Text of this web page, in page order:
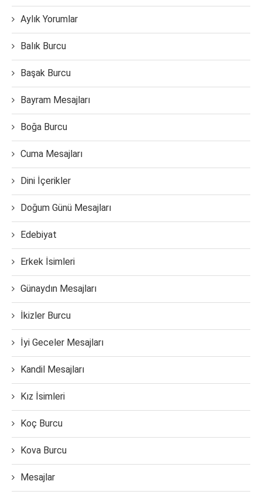
Aylık Yorumlar
Balık Burcu
Başak Burcu
Bayram Mesajları
Boğa Burcu
Cuma Mesajları
Dini İçerikler
Doğum Günü Mesajları
Edebiyat
Erkek İsimleri
Günaydın Mesajları
İkizler Burcu
İyi Geceler Mesajları
Kandil Mesajları
Kız İsimleri
Koç Burcu
Kova Burcu
Mesajlar